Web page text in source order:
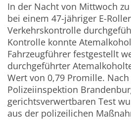
In der Nacht von Mittwoch
bei einem 47-jähriger E-
Verkehrskontrolle
Kontrolle konnte
Fahrzeugführer festgestellt
durchgeführter
Wert von 0,79 Promille.
Polizeiinspektion
gerichtsverwertbaren Test
aus der polizeilichen